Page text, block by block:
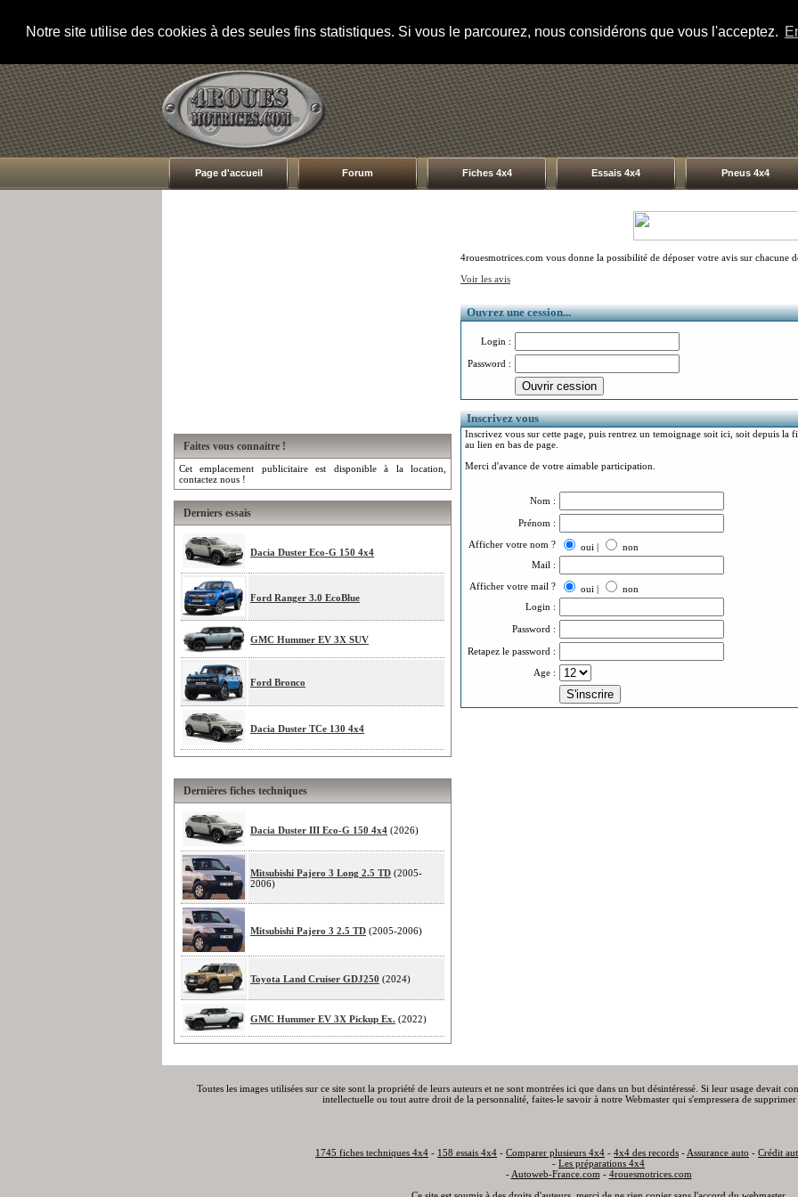
Notre site utilise des cookies à des seules fins statistiques. Si vous le parcourez, nous considérons que vous l'acceptez.
Page d'accueil Forum Fiches 4x4 Essais 4x4 Pneus 4x4
Faites vous connaitre !
Cet emplacement publicitaire est disponible à la location,
contactez nous !
Derniers essais
Dacia Duster Eco-G 150 4x4
Ford Ranger 3.0 EcoBlue
GMC Hummer EV 3X SUV
Ford Bronco
Dacia Duster TCe 130 4x4
Dernières fiches techniques
Dacia Duster III Eco-G 150 4x4 (2026)
Mitsubishi Pajero 3 Long 2.5 TD (2005-
2006)
Mitsubishi Pajero 3 2.5 TD (2005-2006)
Toyota Land Cruiser GDJ250 (2024)
GMC Hummer EV 3X Pickup Ex. (2022)
4rouesmotrices.com vous donne la possibilité de déposer votre avis sur chacune
Voir les avis
Ouvrez une cession...
Login :
Password :
Inscrivez vous
Inscrivez vous sur cette page, puis rentrez un temoignage soit ici, soit depuis la
au lien en bas de page.
Merci d'avance de votre aimable participation.
Nom :
Prénom :
Afficher votre nom ?
oui |
non
Mail :
Afficher votre mail ?
oui |
non
Login :
Password :
Retapez le password :
Age :
Toutes les images utilisées sur ce site sont la propriété de leurs auteurs et ne sont montrées ici que dans un but désintéressé. Si leur usage devait
intellectuelle ou tout autre droit de la personnalité, faites-le savoir à notre Webmaster qui s'empressera de
1745 fiches techniques 4x4 - 158 essais 4x4 - Comparer plusieurs 4x4 - 4x4 des records - Assurance auto - Crédit
- Les préparations 4x4
- Autoweb-France.com - 4rouesmotrices.com
Ce site est soumis à des droits d'auteurs, merci de ne rien copier sans l'accord du webmaster